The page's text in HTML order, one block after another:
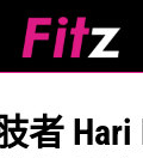
者 Hari